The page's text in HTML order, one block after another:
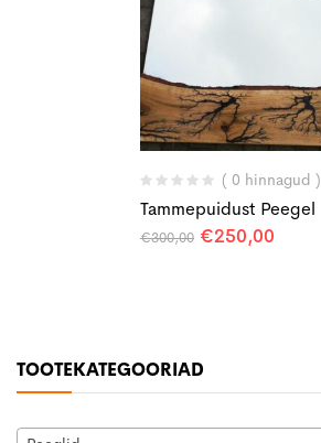
TOOTEKATEGOORIAD
( 0 hinnagud )
Tammepuidust Peegel
€300,00 Algne
€250,00